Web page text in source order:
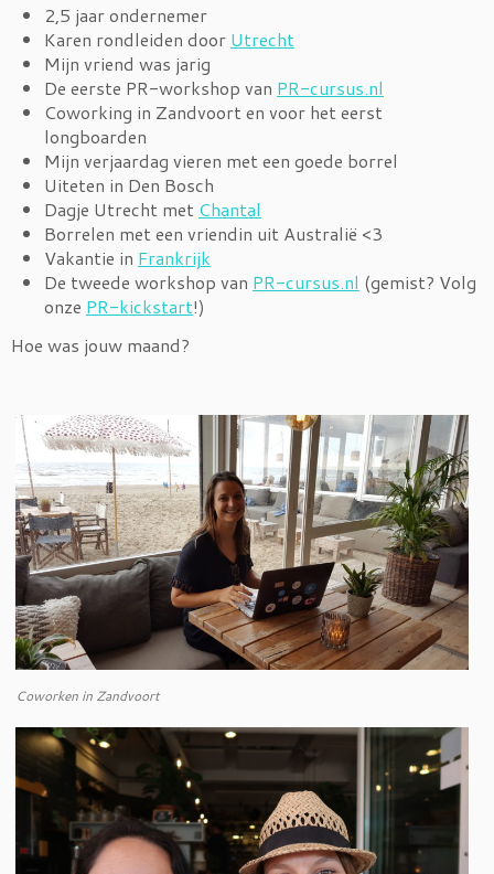
2,5 jaar ondernemer
Karen rondleiden door Utrecht
Mijn vriend was jarig
De eerste PR-workshop van PR-cursus.nl
Coworking in Zandvoort en voor het eerst
longboarden
Mijn verjaardag vieren met een goede borrel
Uiteten in Den Bosch
Dagje Utrecht met Chantal
Borrelen met een vriendin uit Australië <3
Vakantie in Frankrijk
De tweede workshop van PR-cursus.nl (gemist? Volg
onze PR-kickstart!)
Hoe was jouw maand?
Coworken in Zandvoort